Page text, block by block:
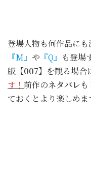
登場人物も何作品に
『M』 や 『Q』 も登場
版 【007】 を観る場合
す！ 前作のネタバレ
ておくとより楽しめま